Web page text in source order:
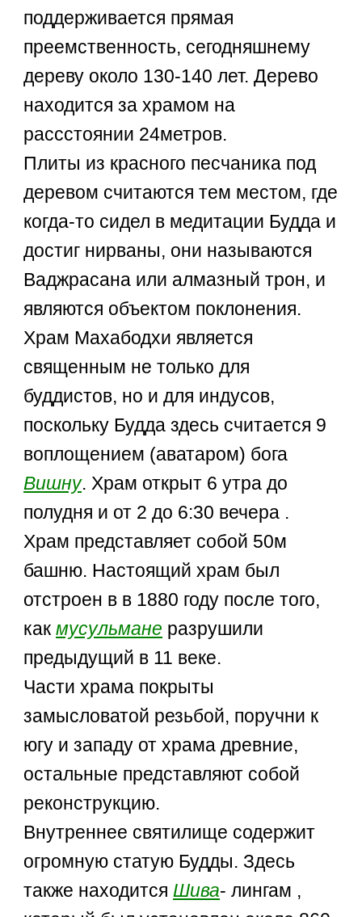
поддерживается прямая
преемственность, сегодняшнему
дереву около 130-140 лет. Дерево
находится за храмом на
рассстоянии 24метров.
Плиты из красного песчаника под
деревом считаются тем местом, где
когда-то сидел в медитации Будда и
достиг нирваны, они называются
Ваджрасана или алмазный трон, и
являются объектом поклонения.
Храм Махабодхи является
священным не только для
буддистов, но и для индусов,
поскольку Будда здесь считается 9
воплощением (аватаром) бога
Вишну. Храм открыт 6 утра до
полудня и от 2 до 6:30 вечера .
Храм представляет собой 50м
башню. Настоящий храм был
отстроен в в 1880 году после того,
какмусульмане разрушили
предыдущий в 11 веке.
Части храма покрыты
замысловатой резьбой, поручни к
югу и западу от храма древние,
остальные представляют собой
реконструкцию.
Внутреннее святилище содержит
огромную статую Будды. Здесь
также находится Шива- лингам ,